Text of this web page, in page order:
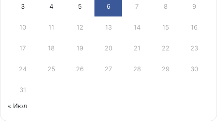
3 4 5 6 7 8 9
10 11 12 13 14 15 16
17 18 19 20 21 22 23
24 25 26 27 28 29 30
31
« Июл